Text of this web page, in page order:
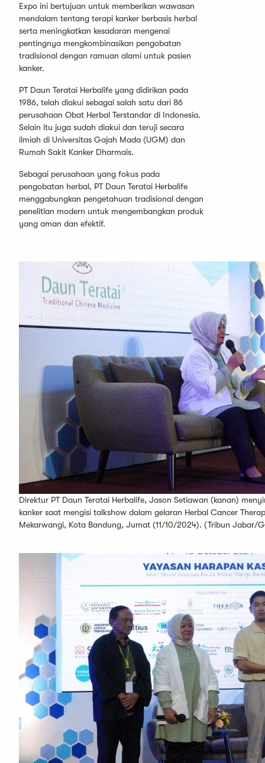
Expo ini bertujuan untuk memberikan wawasan
mendalam tentang terapi kanker berbasis herbal
serta meningkatkan kesadaran mengenai
pentingnya mengkombinasikan pengobatan
tradisional dengan ramuan alami untuk pasien
kanker.
PT Daun Teratai Herbalife yang didirikan pada
1986, telah diakui sebagai salah satu dari 86
perusahaan Obat Herbal Terstandar di Indonesia.
Selain itu juga sudah diakui dan teruji secara
ilmiah di Universitas Gajah Mada (UGM) dan
Rumah Sakit Kanker Dharmais.
Sebagai perusahaan yang fokus pada
pengobatan herbal, PT Daun Teratai Herbalife
menggabungkan pengetahuan tradisional dengan
penelitian modern untuk mengembangkan produk
yang aman dan efektif.
Direktur PT Daun Teratai Herbalife, Jason Setiawan (kanan)
kanker saat mengisi talkshow dalam gelaran Herbal Cancer
Mekarwangi, Kota Bandung, Jumat (11/10/2024). (Tribun Jabar/